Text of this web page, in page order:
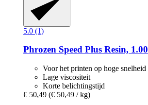
5.0 (1)
Phrozen Speed Plus Resin,
Voor het printen op hoge snelheid
Lage viscositeit
Korte belichtingstijd
€ 50,49 (€ 50,49 / kg)